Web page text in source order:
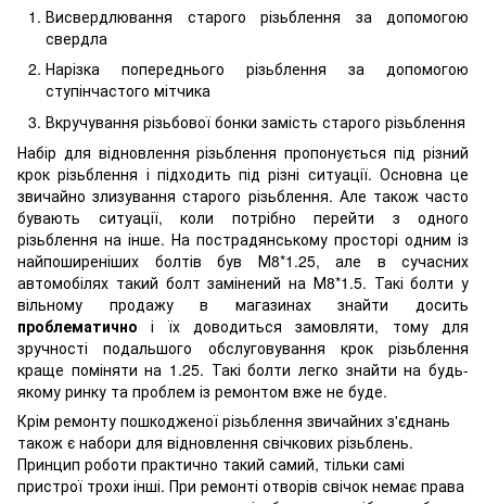
Висвердлювання старого різьблення за допомогою
свердла
Нарізка попереднього різьблення за допомогою
ступінчастого мітчика
Вкручування різьбової бонки замість старого різьблення
Набір для відновлення різьблення пропонується під різний
крок різьблення і підходить під різні ситуації. Основна це
звичайно злизування старого різьблення. Але також часто
бувають ситуації, коли потрібно перейти з одного
різьблення на інше. На пострадянському просторі одним із
найпоширеніших болтів був М8*1.25, але в сучасних
автомобілях такий болт замінений на М8*1.5. Такі болти у
вільному продажу в магазинах знайти досить
проблематично і їх доводиться замовляти, тому для
зручності подальшого обслуговування крок різьблення
краще поміняти на 1.25. Такі болти легко знайти на будь-
якому ринку та проблем із ремонтом вже не буде.
Крім ремонту пошкодженої різьблення звичайних з'єднань
також є набори для відновлення свічкових різьблень.
Принцип роботи практично такий самий, тільки самі
пристрої трохи інші. При ремонті отворів свічок немає права